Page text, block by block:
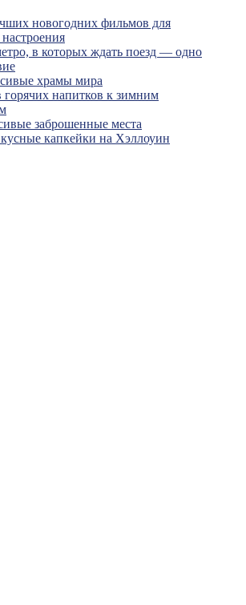
новогодних фильмов для
в которых ждать поезд — одно
храмы мира
горячих напитков к зимним
заброшенные места
капкейки на Хэллоуин